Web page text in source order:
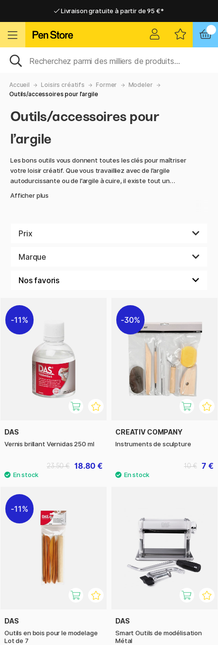
Livraison gratuite à partir de 95 €*
Livraison domicile ou point relais
Livraison gratuite à partir de 95 €*
Livraison domicile ou point relais
Accueil Loisirs créatifs Former
Modeler
Outils/accessoires pour l’argile
Outils/accessoires pour
l’argile
Les bons outils vous donnent toutes les clés pour maîtriser
votre loisir créatif. Que vous travailliez avec de l’argile
autodurcissante ou de l’argile à cuire, il existe tout un
Avec le bon matériel, créer devient non seulement plus
réaliser des détails fins ? Ou un outil de texture pour donner
du caractère à votre pièce ? Peut-être avez-vous envie
façonner des formes organiques avec des outils en bois ou
Quel que soit votre niveau ou votre style, vous trouverez
dans notre gamme les outils qui sublimeront vos créations.
Des indispensables du quotidien aux accessoires qui font
toute la différence, laissez parler votre créativité et
découvrez comment les bons outils peuvent tout changer !
Afficher plus
Prix
Marque
11%
DAS
Vernis brillant Vernidas 250 ml
18.80 €
23.50 €
30%
CREATIV COMPANY
Instruments de sculpture
7 €
10 €
11%
DAS
Outils en bois pour le modelage
Lot de 7
DAS
Smart Outils de modélisation
Métal